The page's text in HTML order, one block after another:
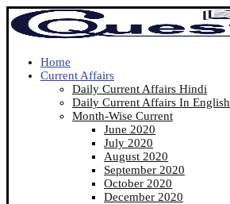
Home
Current Affairs
Daily Current Affairs Hindi
Daily Current Affairs In English
Month-Wise Current
June 2020
July 2020
August 2020
September 2020
October 2020
December 2020